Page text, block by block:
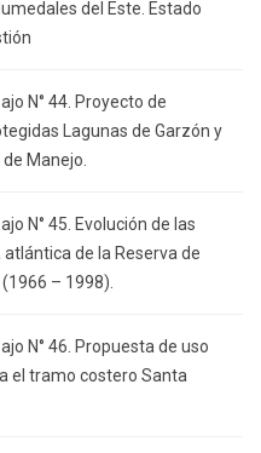
del Este. Estado
N° 44. Proyecto de
Lagunas de Garzón y
Manejo.
N° 45. Evolución de las
de la Reserva de
– 1998).
N° 46. Propuesta de uso
el tramo costero Santa